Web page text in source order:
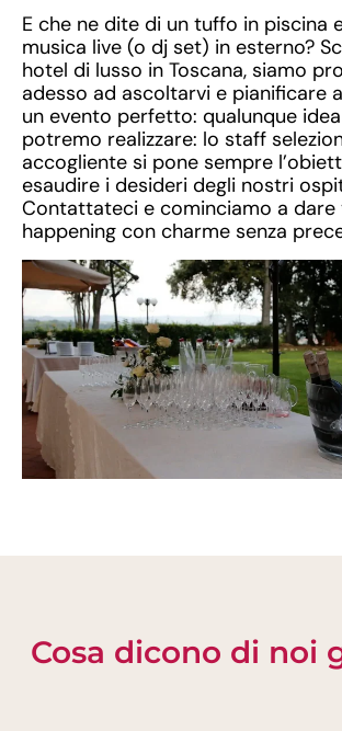
E che ne dite di un tuffo in piscina
musica live (o dj set) in esterno?
hotel di lusso in Toscana, siamo
adesso ad ascoltarvi e pianificare
un evento perfetto: qualunque
potremo realizzare: lo staff
accogliente si pone sempre
esaudire i desideri degli nostri
Contattateci e cominciamo a dare
happening con charme senza
Cosa dicono di noi